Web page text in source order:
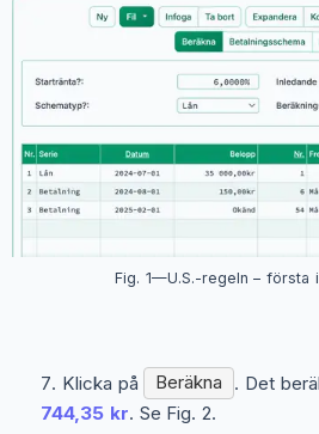
Fig. 1—U.S.-regeln – första
Klicka på Beräkna
. Det
744,35 kr. Se Fig. 2.